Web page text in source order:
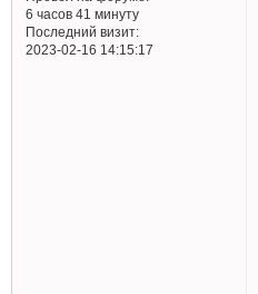
6 часов 41 минуту
Последний визит:
2023-02-16 14:15:17